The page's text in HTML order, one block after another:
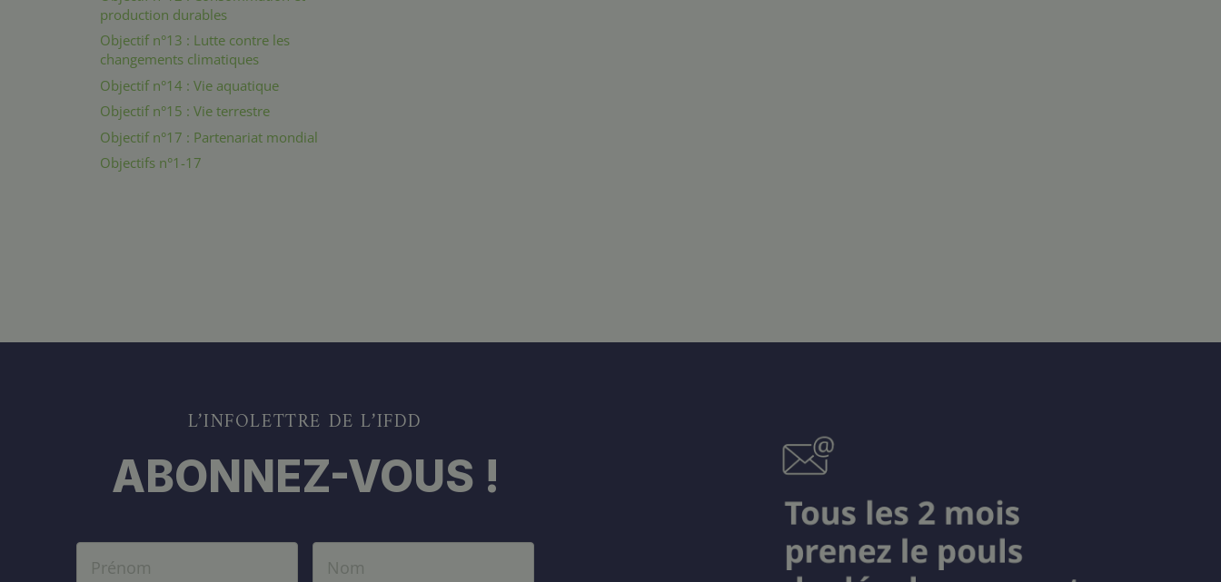
production durables
Objectif n°13 : Lutte contre les
changements climatiques
Objectif n°14 : Vie aquatique
Objectif n°15 : Vie terrestre
Objectif n°17 : Partenariat mondial
Objectifs n°1-17
L’INFOLETTRE DE L’IFDD
ABONNEZ-VOUS !